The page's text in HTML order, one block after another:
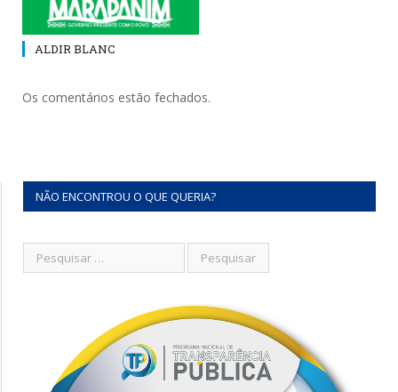
ALDIR BLANC
Os comentários estão fechados.
NÃO ENCONTROU O QUE QUERIA?